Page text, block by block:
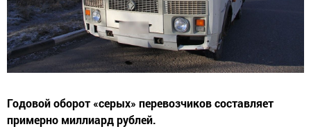
Годовой оборот «серых» перевозчиков составляет
примерно миллиард рублей.